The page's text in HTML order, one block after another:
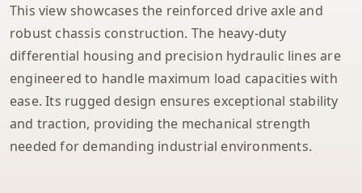
This view showcases the reinforced drive axle and
robust chassis construction. The heavy-duty
differential housing and precision hydraulic lines are
engineered to handle maximum load capacities with
ease. Its rugged design ensures exceptional stability
and traction, providing the mechanical strength
needed for demanding industrial environments.